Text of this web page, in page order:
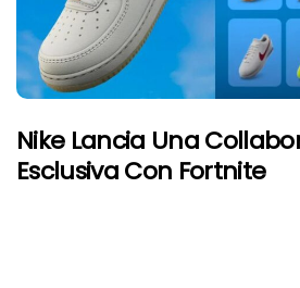
Nike Lancia Una
Esclusiva Con Fortnite